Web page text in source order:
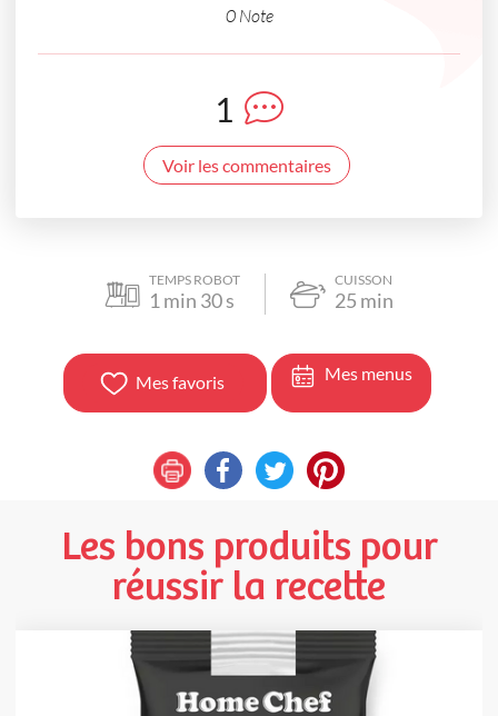
0 Note
1
Voir les commentaires
TEMPS ROBOT
1 min 30s
CUISSON
25 min
Mes favoris Mes menus
Les bons produits pour
réussir la recette